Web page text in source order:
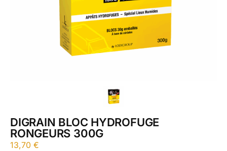
DIGRAIN BLOC HYDROFUGE
RONGEURS 300G
13,70 €